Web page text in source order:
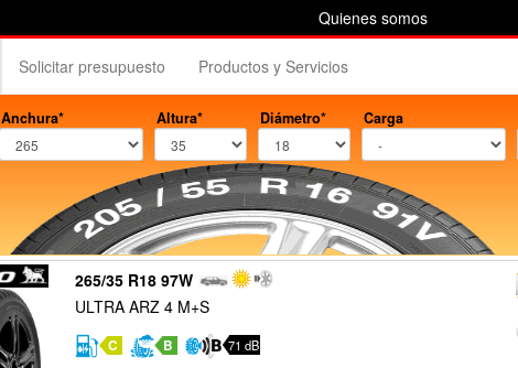
Quienes somos
Solicitar presupuesto Productos y Servicios
Anchura* Altura* Diámetro* Carga
265/35 R18 97W
ULTRA ARZ 4 M+S
C B 71 dB